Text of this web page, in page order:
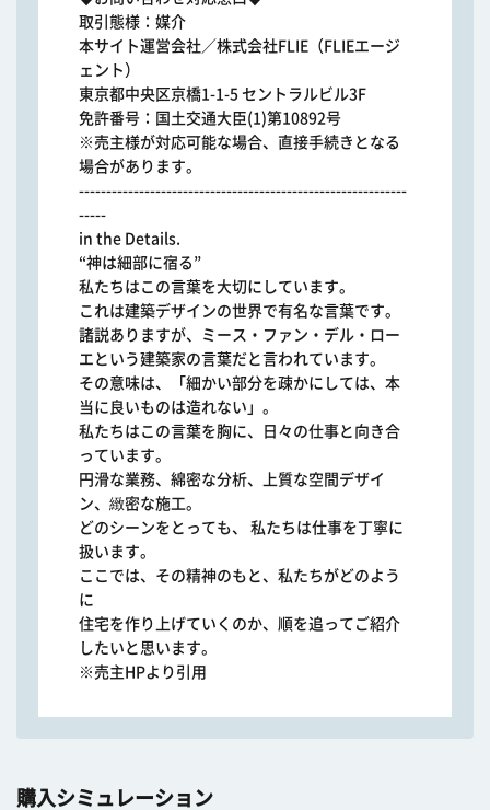
取引態様：媒介
本サイト運営会社／株式会社FLIE（FLIEエージ
ェント）
東京都中央区京橋1-1-5 セントラルビル3F
免許番号：国土交通大臣(1)第10892号
※売主様が対応可能な場合、直接手続きとなる
場合があります。
------------------------------------------------------------
-----
in the Details.
“神は細部に宿る”
私たちはこの言葉を大切にしています。
これは建築デザインの世界で有名な言葉です。
諸説ありますが、ミース・ファン・デル・ロー
エという建築家の言葉だと言われています。
その意味は、「細かい部分を疎かにしては、本
当に良いものは造れない」。
私たちはこの言葉を胸に、日々の仕事と向き合
っています。
円滑な業務、綿密な分析、上質な空間デザイ
ン、緻密な施工。
どのシーンをとっても、 私たちは仕事を丁寧に
扱います。
ここでは、その精神のもと、私たちがどのよう
に
住宅を作り上げていくのか、順を追ってご紹介
したいと思います。
※売主HPより引用
購入シミュレーション